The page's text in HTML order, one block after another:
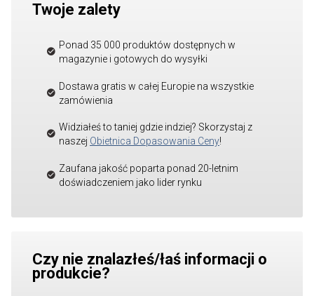
Twoje zalety
Ponad 35 000 produktów dostępnych w
magazynie i gotowych do wysyłki
Dostawa gratis w całej Europie na wszystkie
zamówienia
Widziałeś to taniej gdzie indziej? Skorzystaj z
naszej Obietnica Dopasowania Ceny!
Zaufana jakość poparta ponad 20-letnim
doświadczeniem jako lider rynku
Czy nie znalazłeś/łaś informacji o
produkcie?